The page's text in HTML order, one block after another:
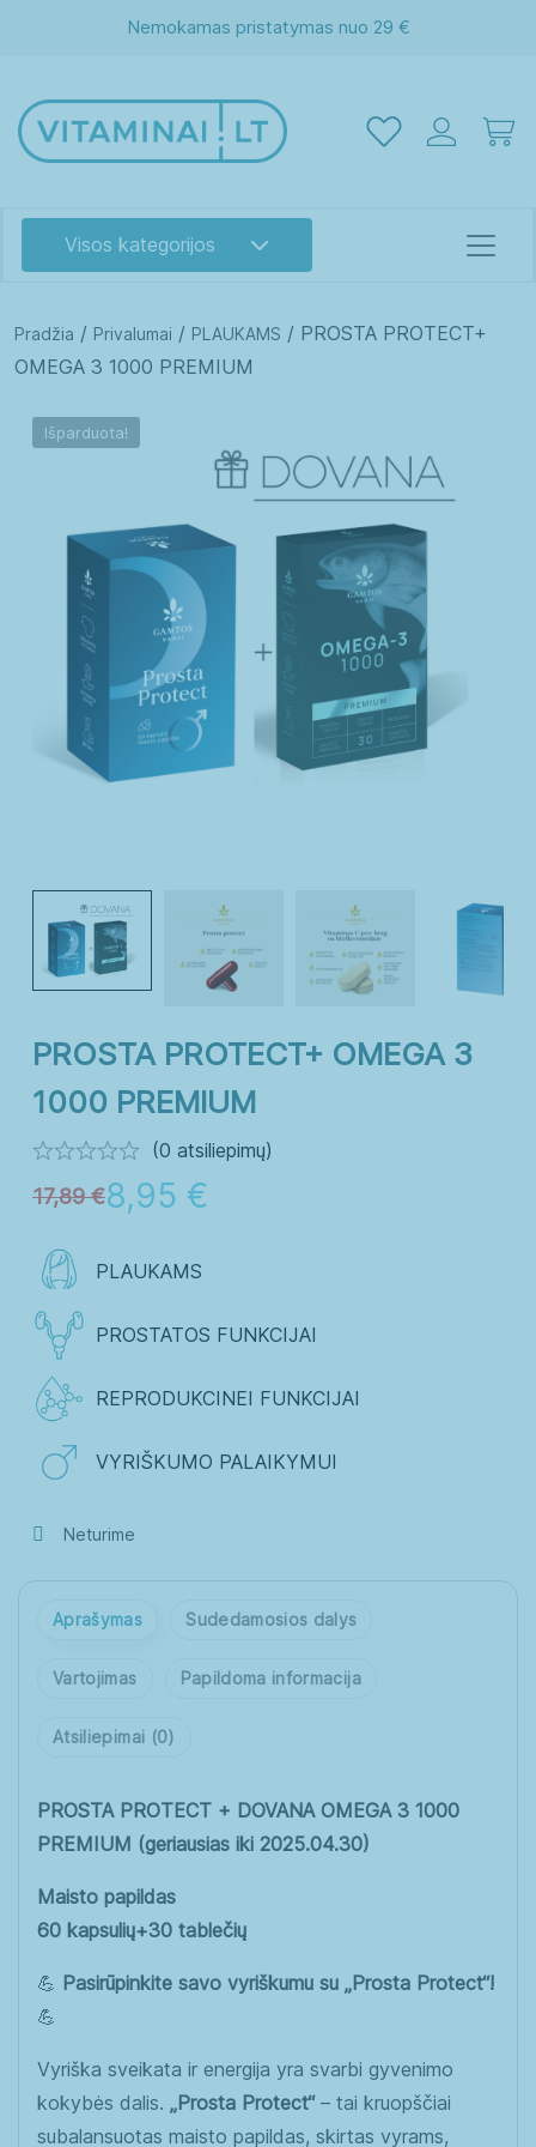
Nemokamas pristatymas nuo 29 €
Visos kategorijos
Atminčiai
Grožiui
Imunitetui Kepenims
Nagams Nervų sistemai
Odai Organizmo valymui
Plaukams Sąnariams
Guminukai
Skystieji maisto papildai
Tabletės
Pradžia / Privalumai / PLAUKAMS / PROSTA PROTECT+
OMEGA 3 1000 PREMIUM
Išparduota!
PROSTA PROTECT+ OMEGA 3
1000 PREMIUM
(0 atsiliepimų)
17,89€8,95 €
PLAUKAMS
PROSTATOS FUNKCIJAI
REPRODUKCINEI FUNKCIJAI
VYRIŠKUMO PALAIKYMUI
Neturime
Aprašymas Sudedamosios dalys
Vartojimas Papildoma informacija
Atsiliepimai (0)
PROSTA PROTECT + DOVANA OMEGA 3 1000
PREMIUM (geriausias iki 2025.04.30)
Maisto papildas
60 kapsulių+30 tablečių
💪 Pasirūpinkite savo vyriškumu su „Prosta Protect“!
💪
Vyriška sveikata ir energija yra svarbi gyvenimo
kokybės dalis. „Prosta Protect“– tai kruopščiai
subalansuotas maisto papildas, skirtas vyrams,